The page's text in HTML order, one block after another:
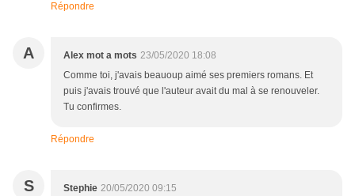
Répondre
A Alex mot a mots 23/05/2020 18:08
Comme toi, j'avais beauoup aimé ses premiers romans. Et
puis j'avais trouvé que l'auteur avait du mal à se renouveler.
Tu confirmes.
Répondre
S Stephie 20/05/2020 09:15